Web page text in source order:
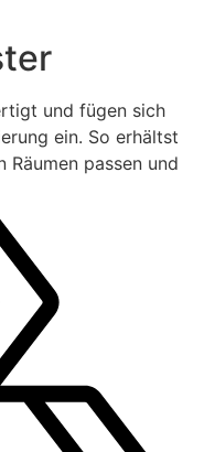
und fügen sich
ein. So erhältst
passen und